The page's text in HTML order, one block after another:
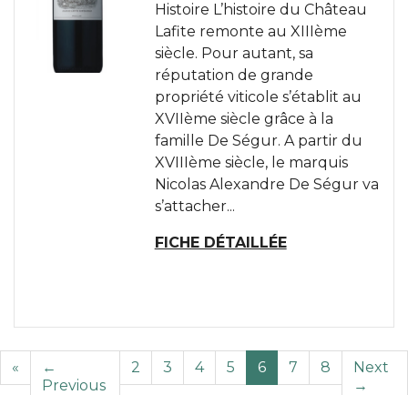
Histoire L’histoire du Château
Lafite remonte au XIIIème
siècle. Pour autant, sa
réputation de grande
propriété viticole s’établit au
XVIIème siècle grâce à la
famille De Ségur. A partir du
XVIIIème siècle, le marquis
Nicolas Alexandre De Ségur va
s’attacher...
FICHE DÉTAILLÉE
«
←
Previous
2 3 4 5 6 7 8
Next
→